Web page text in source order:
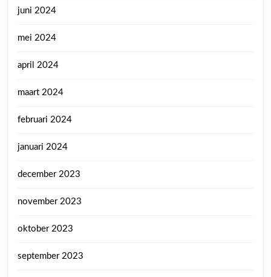
juni 2024
mei 2024
april 2024
maart 2024
februari 2024
januari 2024
december 2023
november 2023
oktober 2023
september 2023